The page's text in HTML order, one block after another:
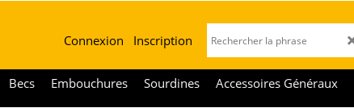
Connexion Inscription
Becs Embouchures Sourdines Accessoires Généraux